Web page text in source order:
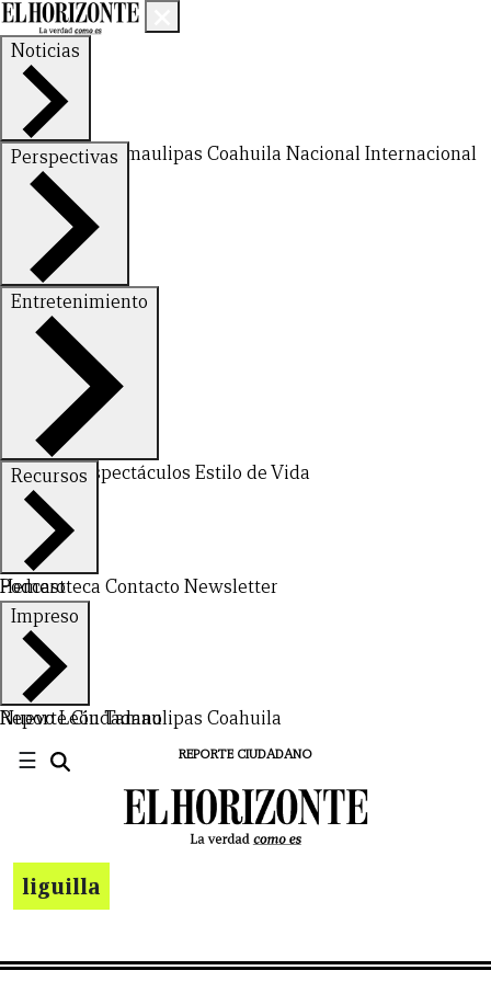
Noticias
Nuevo LeónTamaulipas Coahuila NacionalInternacional
Perspectivas
FinanzasOpinión
Entretenimiento
DeportesEspectáculos Estilo de Vida
Recursos
Hemeroteca Contacto Newsletter
Podcast
Impreso
Nuevo LeónTamaulipas Coahuila
Reporte Ciudadano
☰ REPORTE CIUDADANO
liguilla